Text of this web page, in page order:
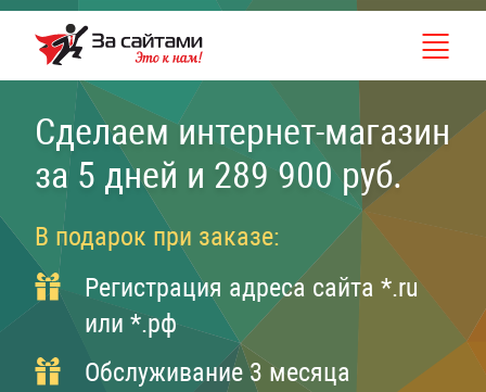
Сделаеминтернет-магазин
за 5 дней и 289 900 руб.
В подарок при заказе:
Регистрация адреса сайта *.ru
или *.рф
Обслуживание 3 месяца